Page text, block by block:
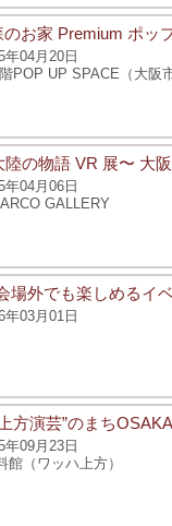
お家 Premium ポッ
年04月20日
POP UP SPACE（大阪
の物語 VR 展〜 大
年04月06日
GALLERY
場外でも楽しめるイ
年03月01日
方演芸”のまち
年09月23日
（ワッハ上方）